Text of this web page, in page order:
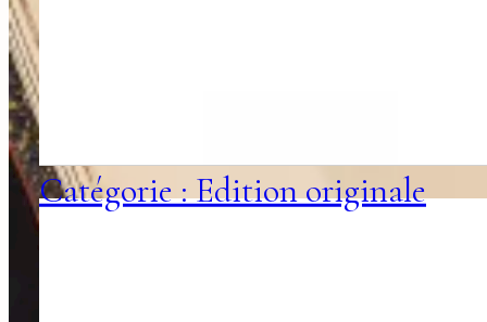
Catégorie : Edition originale